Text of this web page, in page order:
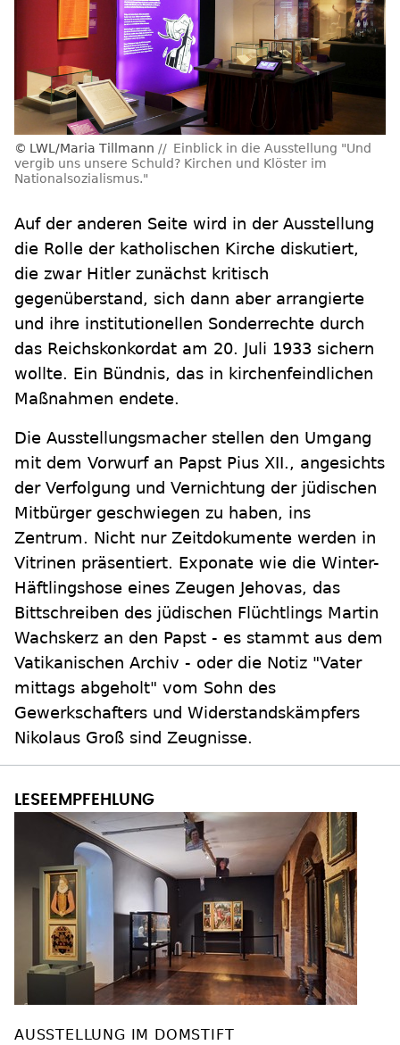
LWL/Maria Tillmann
Einblick in die Ausstellung "Und
vergib uns unsere Schuld? Kirchen und Klöster im
Nationalsozialismus."
Auf der anderen Seite wird in der Ausstellung
die Rolle der katholischen Kirche diskutiert,
die zwar Hitler zunächst kritisch
gegenüberstand, sich dann aber arrangierte
und ihre institutionellen Sonderrechte durch
das Reichskonkordat am 20. Juli 1933 sichern
wollte. Ein Bündnis, das in kirchenfeindlichen
Maßnahmen endete.
Die Ausstellungsmacher stellen den Umgang
mit dem Vorwurf an Papst Pius XII., angesichts
der Verfolgung und Vernichtung der jüdischen
Mitbürger geschwiegen zu haben, ins
Zentrum. Nicht nur Zeitdokumente werden in
Vitrinen präsentiert. Exponate wie die Winter-
Häftlingshose eines Zeugen Jehovas, das
Bittschreiben des jüdischen Flüchtlings Martin
Wachskerz an den Papst - es stammt aus dem
Vatikanischen Archiv - oder die Notiz "Vater
mittags abgeholt" vom Sohn des
Gewerkschafters und Widerstandskämpfers
Nikolaus Groß sind Zeugnisse.
AUSSTELLUNG IM DOMSTIFT